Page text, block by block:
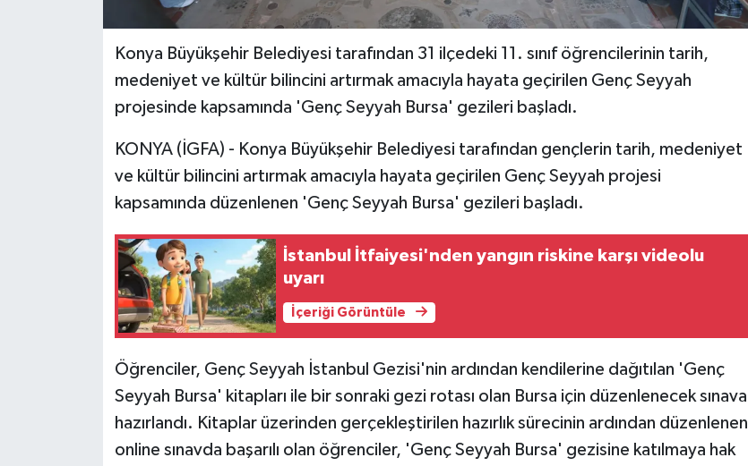
Konya Büyükşehir Belediyesi tarafından 31 ilçedeki 11. sınıf öğrencilerinin tarih,
medeniyet ve kültür bilincini artırmak amacıyla hayata geçirilen Genç Seyyah
projesinde kapsamında 'Genç Seyyah Bursa' gezileri başladı.
KONYA (İGFA) - Konya Büyükşehir Belediyesi tarafından gençlerin tarih, medeniyet
ve kültür bilincini artırmak amacıyla hayata geçirilen Genç Seyyah projesi
kapsamında düzenlenen 'Genç Seyyah Bursa' gezileri başladı.
İstanbul İtfaiyesi'nden yangın riskine karşı videolu
uyarı
İçeriği Görüntüle
Öğrenciler, Genç Seyyah İstanbul Gezisi'nin ardından kendilerine dağıtılan 'Genç
Seyyah Bursa' kitapları ile bir sonraki gezi rotası olan Bursa için düzenlenecek sınava
hazırlandı. Kitaplar üzerinden gerçekleştirilen hazırlık sürecinin ardından düzenlenen
online sınavda başarılı olan öğrenciler, 'Genç Seyyah Bursa' gezisine katılmaya hak